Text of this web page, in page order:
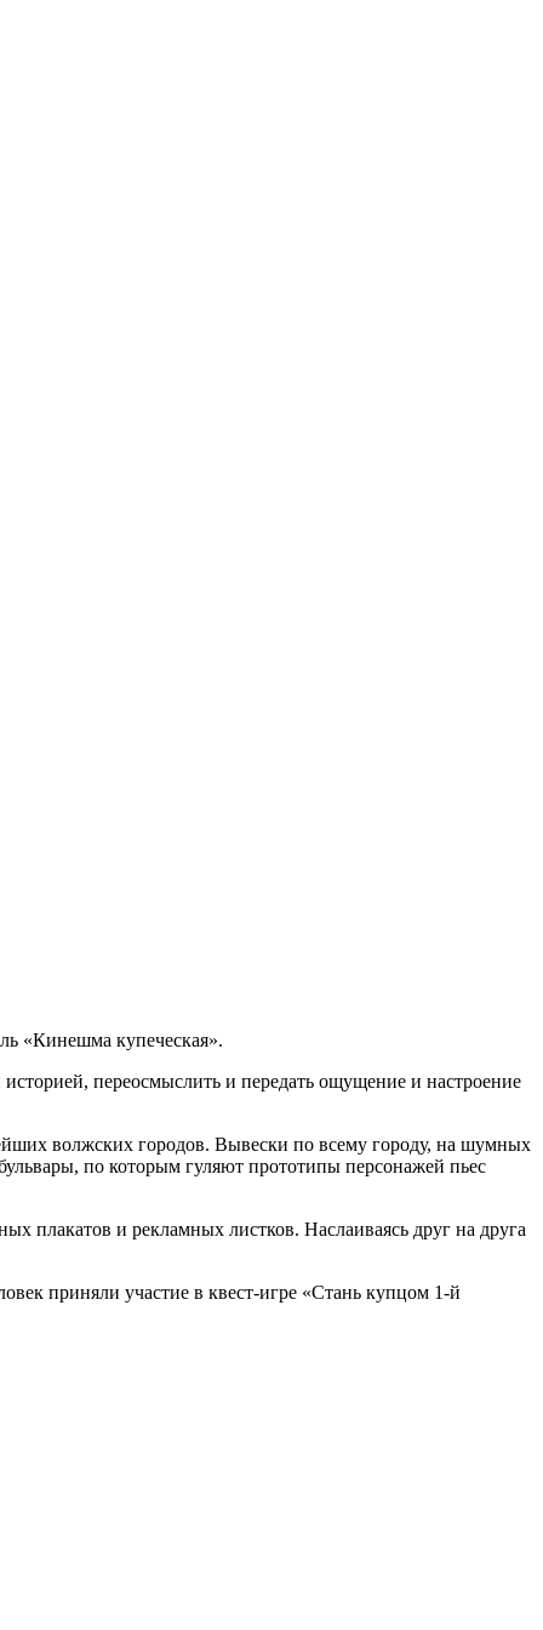
«Кинешма купеческая».
переосмыслить и передать ощущение и настроение
волжских городов. Вывески по всему городу, на шумных
по которым гуляют прототипы персонажей пьес
плакатов и рекламных листков. Наслаиваясь друг на друга
приняли участие в квест-игре «Стань купцом 1-й